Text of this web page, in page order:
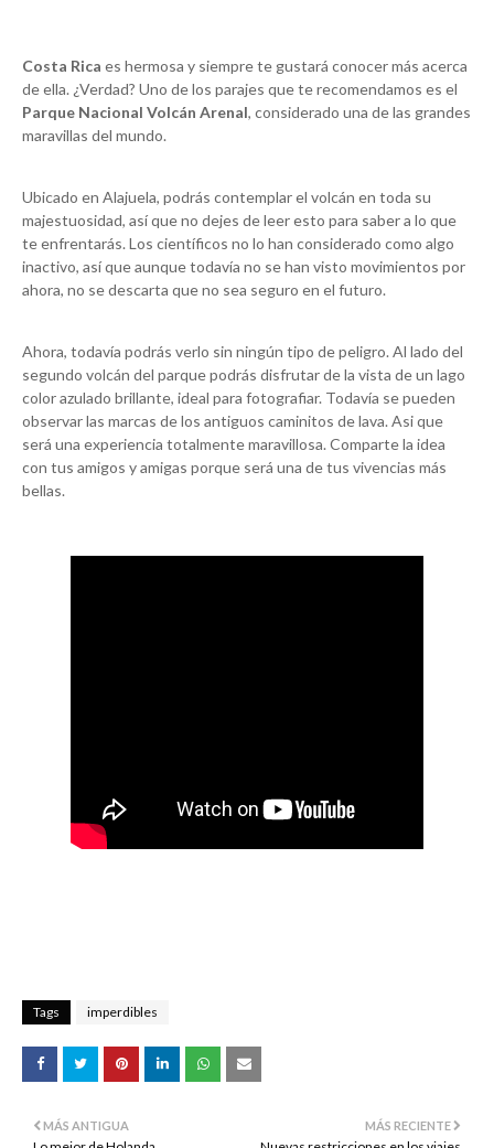
Costa Rica es hermosa y siempre te gustará conocer más acerca
de ella. ¿Verdad? Uno de los parajes que te recomendamos es el
Parque Nacional Volcán Arenal, considerado una de las grandes
maravillas del mundo.
Ubicado en Alajuela, podrás contemplar el volcán en toda su
majestuosidad, así que no dejes de leer esto para saber a lo que
te enfrentarás. Los científicos no lo han considerado como algo
inactivo, así que aunque todavía no se han visto movimientos por
ahora, no se descarta que no sea seguro en el futuro.
Ahora, todavía podrás verlo sin ningún tipo de peligro. Al lado del
segundo volcán del parque podrás disfrutar de la vista de un lago
color azulado brillante, ideal para fotografiar. Todavía se pueden
observar las marcas de los antiguos caminitos de lava. Asi que
será una experiencia totalmente maravillosa. Comparte la idea
con tus amigos y amigas porque será una de tus vivencias más
bellas.
Tags imperdibles
MÁS RECIENTE
MÁS ANTIGUA